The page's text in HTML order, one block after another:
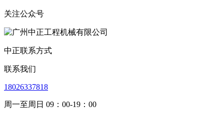
关注公众号
中正联系方式
联系我们
18026337818
周一至周日 09：00-19：00